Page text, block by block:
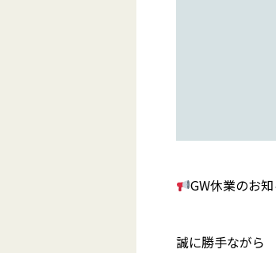
GW休業のお
誠に勝手ながら